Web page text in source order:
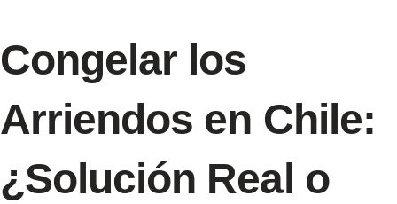
Congelar los
Arriendos en Chile:
¿Solución Real o